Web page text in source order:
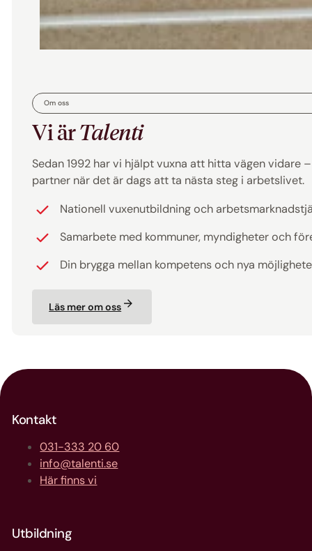
Om oss
Vi ärTalenti
Sedan 1992 har vi hjälpt vuxna att hitta vägen vidare
partner när det är dags att ta nästa steg i arbetslivet.
Nationell vuxenutbildning och
Samarbete med kommuner, myndigheter och
Din brygga mellan kompetens och nya
Läs mer om oss
Kontakt
031-333 20 60
info@talenti.se
Här finns vi
Utbildning